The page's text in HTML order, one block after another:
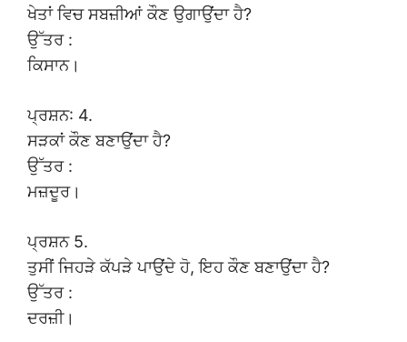
ਖੇਤਾਂ ਵਿਚ ਸਬਜ਼ੀਆਂ ਕੌਣ ਉਗਾਉਂਦਾ ਹੈ?
ਉੱਤਰ :
ਕਿਸਾਨ।
ਪ੍ਰਸ਼ਨ: 4.
ਸੜਕਾਂ ਕੌਣ ਬਣਾਉਂਦਾ ਹੈ?
ਉੱਤਰ :
ਮਜ਼ਦੂਰ।
ਪ੍ਰਸ਼ਨ 5.
ਤੁਸੀਂ ਜਿਹੜੇ ਕੱਪੜੇ ਪਾਉਂਦੇ ਹੋ, ਇਹ ਕੌਣ ਬਣਾਉਂਦਾ ਹੈ?
ਉੱਤਰ :
ਦਰਜ਼ੀ।